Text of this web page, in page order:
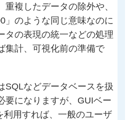
重複したデータの除外や、
」のような同じ意味なのに
タの表現の統一などの処理
集計、可視化前の準備で
SQLなどデータベースを扱
要になりますが、GUIベー
利用すれば、一般のユーザ